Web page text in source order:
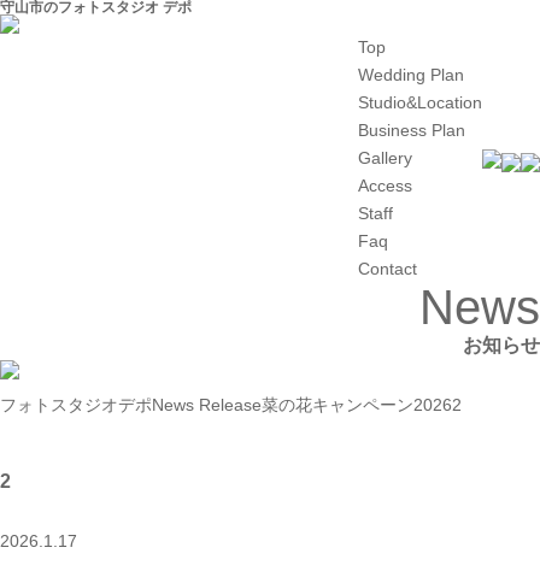
守山市のフォトスタジオ デポ
Top
Wedding Plan
Studio&Location
Business Plan
Gallery
Access
Staff
Faq
Contact
News
お知らせ
フォトスタジオデポNews Release菜の花キャンペーン20262
2
2026.1.17